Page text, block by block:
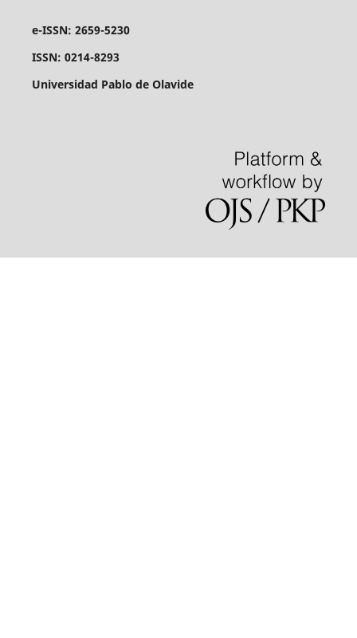
e-ISSN: 2659-5230
ISSN: 0214-8293
Universidad Pablo de Olavide